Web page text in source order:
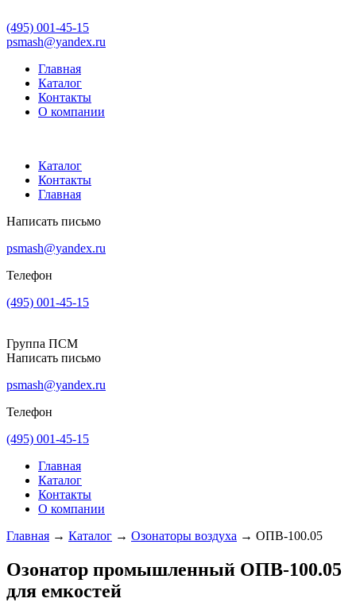
(495) 001-45-15
psmash@yandex.ru
Главная
Каталог
Контакты
О компании
Каталог
Контакты
Главная
Написать письмо
psmash@yandex.ru
Телефон
(495) 001-45-15
Группа ПСМ
Написать письмо
psmash@yandex.ru
Телефон
(495) 001-45-15
Главная
Каталог
Контакты
О компании
Главная → Каталог → Озонаторы воздуха → ОПВ-100.05
Озонатор промышленный ОПВ-100.05
для емкостей